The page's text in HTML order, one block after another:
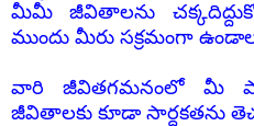
మీమీ జీవితాలను
ముందు మీరు సక్రమంగా
వారి జీవితగమనంలో మీ
జీవితాలకు కూడా సార్ధకతను